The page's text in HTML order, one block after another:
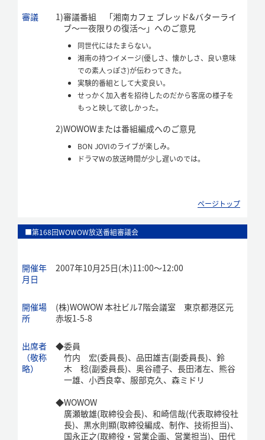
審議 1)審議番組 「湘南カフェ ブレッド&バターライ
ブ～一夜限りの復活～」へのご意見
同世代にはたまらない。
湘南の持つイメージ(優しさ、懐かしさ、良い意味
での素人っぽさ)が伝わってきた。
実験的番組として大変良い。
せっかく加入者を招待したのだから客席の様子を
もっと映して欲しかった。
2)WOWOWまたは番組編成へのご意見
BON JOVIのライブが楽しみ。
ドラマWの放送時間が少し遅いのでは。
ページトップ
■第168回WOWOW放送番組審議会
開催年
月日
2007年10月25日(木)11:00～12:00
開催場
所
(株)WOWOW 本社ビル7階会議室 東京都港区元
赤坂1-5-8
出席者
（敬称
略）
◆委員
竹内 宏(委員長)、品田雄吉(副委員長)、鈴
木 稔(副委員長)、奥谷禮子、長田渚左、熊谷
一雄、小西良幸、服部克久、森ミドリ
◆WOWOW
廣瀬敏雄(取締役会長)、和崎信哉(代表取締役社
長)、黒水則顯(取締役編成、制作、技術担当)、
国永正之(取締役・営業企画、営業担当)、田代